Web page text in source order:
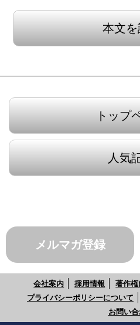
本文を
トップ
人気
メルマガ登録
会社案内 採用情報 著作権
プライバシーポリシーについて
お問い